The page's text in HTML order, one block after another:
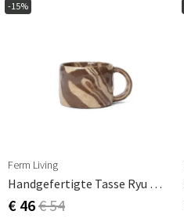
-15%
Ferm Living
Handgefertigte Tasse Ryu Niedrig
€ 46€ 54